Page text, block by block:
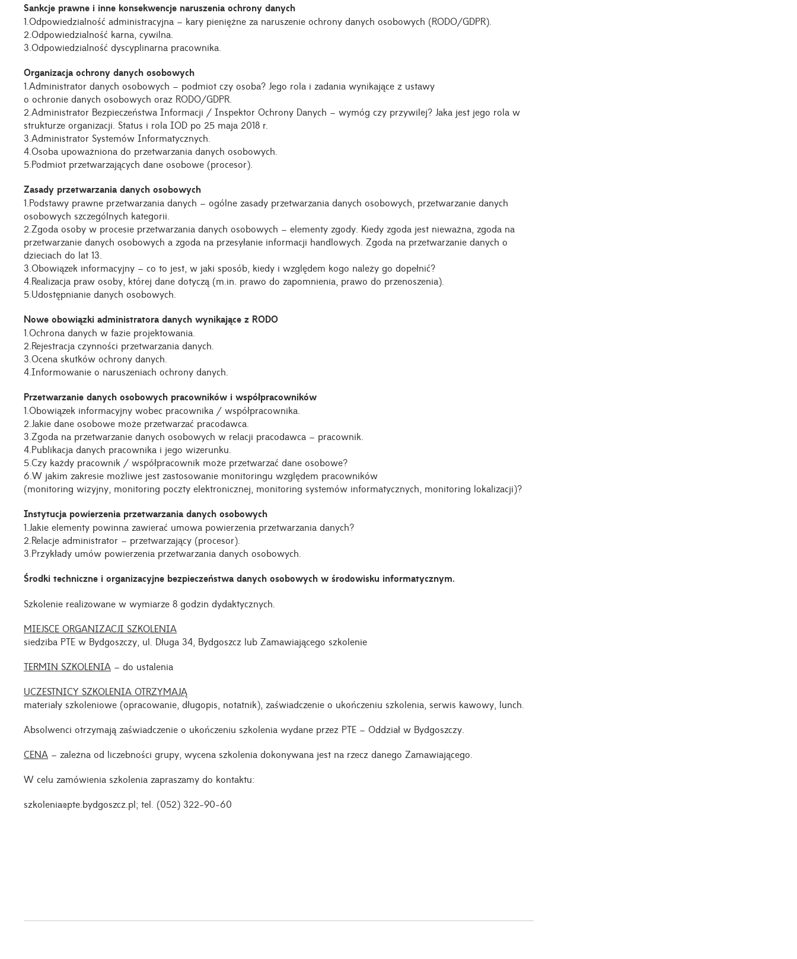
Sankcje prawne i inne konsekwencje naruszenia ochrony danych
1.Odpowiedzialność administracyjna – kary pieniężne za naruszenie ochrony danych osobowych (RODO/GDPR).
2.Odpowiedzialność karna, cywilna.
3.Odpowiedzialność dyscyplinarna pracownika.
Organizacja ochrony danych osobowych
1.Administrator danych osobowych – podmiot czy osoba? Jego rola i zadania wynikające z ustawy
o ochronie danych osobowych oraz RODO/GDPR.
2.Administrator Bezpieczeństwa Informacji / Inspektor Ochrony Danych – wymóg czy przywilej? Jaka jest jego rola w
strukturze organizacji. Status i rola IOD po 25 maja 2018 r.
3.Administrator Systemów Informatycznych.
4.Osoba upoważniona do przetwarzania danych osobowych.
5.Podmiot przetwarzających dane osobowe (procesor).
Zasady przetwarzania danych osobowych
1.Podstawy prawne przetwarzania danych – ogólne zasady przetwarzania danych osobowych, przetwarzanie danych
osobowych szczególnych kategorii.
2.Zgoda osoby w procesie przetwarzania danych osobowych – elementy zgody. Kiedy zgoda jest nieważna, zgoda na
przetwarzanie danych osobowych a zgoda na przesyłanie informacji handlowych. Zgoda na przetwarzanie danych o
dzieciach do lat 13.
3.Obowiązek informacyjny – co to jest, w jaki sposób, kiedy i względem kogo należy go dopełnić?
4.Realizacja praw osoby, której dane dotyczą (m.in. prawo do zapomnienia, prawo do przenoszenia).
5.Udostępnianie danych osobowych.
Nowe obowiązki administratora danych wynikające z RODO
1.Ochrona danych w fazie projektowania.
2.Rejestracja czynności przetwarzania danych.
3.Ocena skutków ochrony danych.
4.Informowanie o naruszeniach ochrony danych.
Przetwarzanie danych osobowych pracowników i współpracowników
1.Obowiązek informacyjny wobec pracownika / współpracownika.
2.Jakie dane osobowe może przetwarzać pracodawca.
3.Zgoda na przetwarzanie danych osobowych w relacji pracodawca – pracownik.
4.Publikacja danych pracownika i jego wizerunku.
5.Czy każdy pracownik / współpracownik może przetwarzać dane osobowe?
6.W jakim zakresie możliwe jest zastosowanie monitoringu względem pracowników
(monitoring wizyjny, monitoring poczty elektronicznej, monitoring systemów informatycznych, monitoring lokalizacji)?
Instytucja powierzenia przetwarzania danych osobowych
1.Jakie elementy powinna zawierać umowa powierzenia przetwarzania danych?
2.Relacje administrator – przetwarzający (procesor).
3.Przykłady umów powierzenia przetwarzania danych osobowych.
Środki techniczne i organizacyjne bezpieczeństwa danych osobowych w środowisku informatycznym.
Szkolenie realizowane w wymiarze 8 godzin dydaktycznych.
MIEJSCE ORGANIZACJI SZKOLENIA
siedziba PTE w Bydgoszczy, ul. Długa 34, Bydgoszcz lub Zamawiającego szkolenie
TERMIN SZKOLENIA – do ustalenia
UCZESTNICY SZKOLENIA OTRZYMAJĄ
materiały szkoleniowe (opracowanie, długopis, notatnik), zaświadczenie o ukończeniu szkolenia, serwis kawowy, lunch.
Absolwenci otrzymają zaświadczenie o ukończeniu szkolenia wydane przez PTE – Oddział w Bydgoszczy.
CENA – zależna od liczebności grupy, wycena szkolenia dokonywana jest na rzecz danego Zamawiającego.
W celu zamówienia szkolenia zapraszamy do kontaktu:
szkolenia@pte.bydgoszcz.pl; tel. (052) 322-90-60